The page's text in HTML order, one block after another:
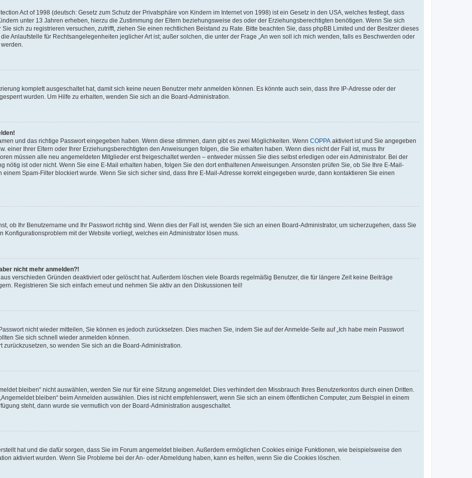
Act of 1998 (deutsch: Gesetz zum Schutz der Privatsphäre von Kindern im Internet von 1998) ist ein Gesetz in den USA, welches festlegt, dass
unter 13 Jahren erheben, hierzu die Zustimmung der Eltern beziehungsweise des oder der Erziehungsberechtigten benötigen. Wenn Sie sich
sich zu registrieren versuchen, zutrifft, ziehen Sie einen rechtlichen Beistand zu Rate. Bitte beachten Sie, dass phpBB Limited und der Besitzer dieses
Anlaufstelle für Rechtsangelegenheiten jeglicher Art ist; außer solchen, die unter der Frage „An wen soll ich mich wenden, falls es Beschwerden oder
komplett ausgeschaltet hat, damit sich keine neuen Benutzer mehr anmelden können. Es könnte auch sein, dass Ihre IP-Adresse oder der
wurden. Um Hilfe zu erhalten, wenden Sie sich an die Board-Administration.
und das richtige Passwort eingegeben haben. Wenn diese stimmen, dann gibt es zwei Möglichkeiten. Wenn COPPA aktiviert ist und Sie angegeben
einer Ihrer Eltern oder Ihrer Erziehungsberechtigten den Anweisungen folgen, die Sie erhalten haben. Wenn dies nicht der Fall ist, muss Ihr
müssen alle neu angemeldeten Mitglieder erst freigeschaltet werden – entweder müssen Sie dies selbst erledigen oder ein Administrator. Bei der
nötig ist oder nicht. Wenn Sie eine E-Mail erhalten haben, folgen Sie den dort enthaltenen Anweisungen. Ansonsten prüfen Sie, ob Sie Ihre E-Mail-
Spam-Filter blockiert wurde. Wenn Sie sich sicher sind, dass Ihre E-Mail-Adresse korrekt eingegeben wurde, dann kontaktieren Sie einen
ob Ihr Benutzername und Ihr Passwort richtig sind. Wenn dies der Fall ist, wenden Sie sich an einen Board-Administrator, um sicherzugehen, dass Sie
mit der Website vorliegt, welches ein Administrator lösen muss.
nicht mehr anmelden?!
verschieden Gründen deaktiviert oder gelöscht hat. Außerdem löschen viele Boards regelmäßig Benutzer, die für längere Zeit keine Beiträge
Registrieren Sie sich einfach erneut und nehmen Sie aktiv an den Diskussionen teil!
nicht wieder mitteilen, Sie können es jedoch zurücksetzen. Dies machen Sie, indem Sie auf der Anmelde-Seite auf „Ich habe mein Passwort
Sie sich schnell wieder anmelden können.
so wenden Sie sich an die Board-Administration.
bleiben“ nicht auswählen, werden Sie nur für eine Sitzung angemeldet. Dies verhindert den Missbrauch Ihres Benutzerkontos durch einen Dritten.
bleiben“ beim Anmelden auswählen. Dies ist nicht empfehlenswert, wenn Sie sich an einem öffentlichen Computer, zum Beispiel in einem
steht, dann wurde sie vermutlich von der Board-Administration ausgeschaltet.
hat und die dafür sorgen, dass Sie im Forum angemeldet bleiben. Außerdem ermöglichen Cookies einige Funktionen, wie beispielsweise den
aktiviert wurden. Wenn Sie Probleme bei der An- oder Abmeldung haben, kann es helfen, wenn Sie die Cookies löschen.